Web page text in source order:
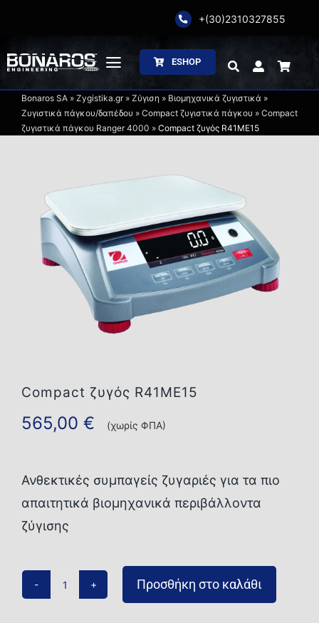
content
+(30)2310327855
Toggle
Navigation
Αρχική
Ζύγιση
Συσκευασία
Επεξεργασία
ESHOP
Bonaros SA» Zygistika.gr» Ζύγιση » Βιομηχανικά ζυγιστικά »
Ζυγιστικά πάγκου/δαπέδου » Compact ζυγιστικά πάγκου » Compact
ζυγιστικά πάγκου Ranger 4000 » Compact ζυγός R41ME15
Compact ζυγός R41ME15
565,00 € (χωρίς ΦΠΑ)
Ανθεκτικές συμπαγείς ζυγαριές για τα πιο
απαιτητικά βιομηχανικά περιβάλλοντα
ζύγισης
Compact
Προσθήκη στο καλάθι